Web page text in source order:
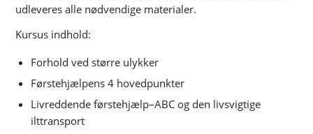
udleveres alle nødvendige materialer.
Kursus indhold:
Forhold ved større ulykker
Førstehjælpens 4 hovedpunkter
Livreddende førstehjælp–ABC og den livsvigtige
ilttransport